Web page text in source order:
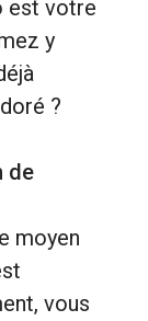
est votre
y
?
de
moyen
vous